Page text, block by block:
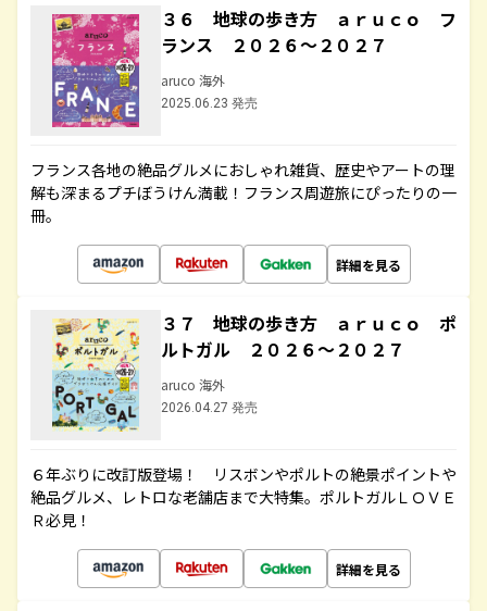
３６ 地球の歩き方 ａｒｕｃｏ フ
ランス ２０２６～２０２７
aruco 海外
2025.06.23 発売
フランス各地の絶品グルメにおしゃれ雑貨、歴史やアートの理
解も深まるプチぼうけん満載！フランス周遊旅にぴったりの一
冊。
詳細を見る
３７ 地球の歩き方 ａｒｕｃｏ ポ
ルトガル ２０２６～２０２７
aruco 海外
2026.04.27 発売
６年ぶりに改訂版登場！ リスボンやポルトの絶景ポイントや
絶品グルメ、レトロな老舗店まで大特集。ポルトガルＬＯＶＥ
Ｒ必見！
詳細を見る